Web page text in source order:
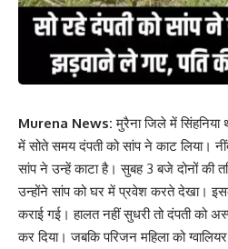
Murena News: मुरैना जिले में सिंहनिया
में सोते समय दंपती को सांप ने काट लिया।
सांप ने उन्हें काटा है। सुबह 3 बजे दोनों की
उन्होंने सांप को घर में प्रवेश करते देखा।
कराई गई। हालत नहीं सुधरी तो दंपती को
कर दिया। जबकि परिजन महिला को